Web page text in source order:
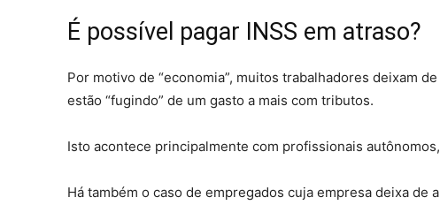
É possível pagar INSS em atraso?
Por motivo de “economia”, muitos trabalhadores deixam
estão “fugindo” de um gasto a mais com tributos.
Isto acontece principalmente com profissionais autônomos
Há também o caso de empregados cuja empresa deixa de